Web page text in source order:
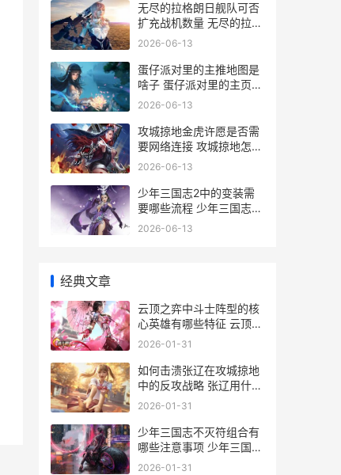
无尽的拉格朗日舰队可否
扩充战机数量 无尽的拉格
朗日兑换码
2026-06-13
蛋仔派对里的主推地图是
啥子 蛋仔派对里的主页留
言怎么让他的字变色
2026-06-13
攻城掠地金虎许愿是否需
要网络连接 攻城掠地怎么
合成白虎套装
2026-06-13
少年三国志2中的变装需
要哪些流程 少年三国志2
中哪些将灵可以出售
2026-06-13
经典文章
云顶之弈中斗士阵型的核
心英雄有哪些特征 云顶之
弈斗士解锁
2026-01-31
如何击溃张辽在攻城掠地
中的反攻战略 张辽用什么
寻访
2026-01-31
少年三国志不灭符组合有
哪些注意事项 少年三国志
不灭符怎么佩戴助战
2026-01-31